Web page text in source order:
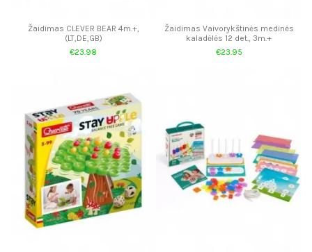
Žaidimas CLEVER BEAR 4m.+,
(LT,DE,GB)
€23.98
Žaidimas Vaivorykštinės medinės
kaladėlės 12 det., 3m.+
€23.95